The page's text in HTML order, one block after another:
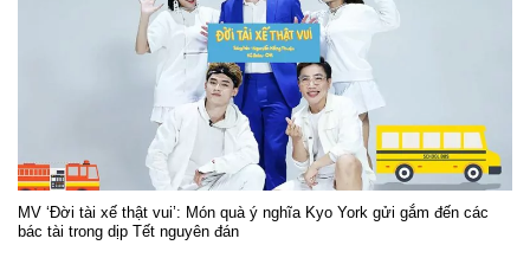
MV ‘Đời tài xế thật vui’: Món quà ý nghĩa Kyo York gửi gắm đến các
bác tài trong dịp Tết nguyên đán